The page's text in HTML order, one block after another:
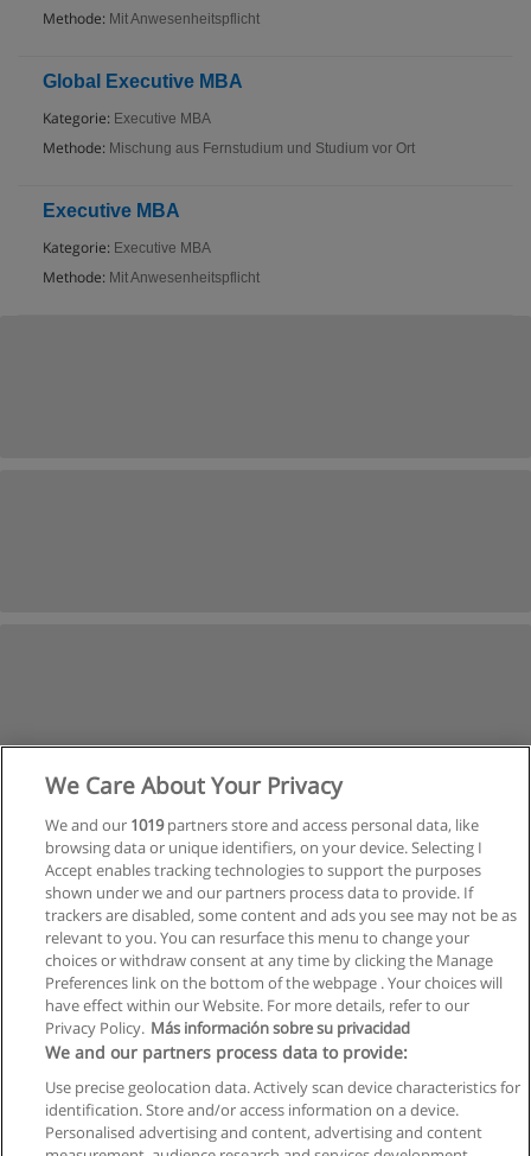
Methode: Mit Anwesenheitspflicht
Global Executive MBA
Kategorie: Executive MBA
Methode: Mischung aus Fernstudium und Studium vor Ort
Executive MBA
Kategorie: Executive MBA
Methode: Mit Anwesenheitspflicht
2 3 4 5 6 Nächste
1 von6
Allgemeinen geschäftsbedingungen
Datenschutzpolitik
In Verbindung setzen mit Educaedu
We Care About Your Privacy
We and our 1019partners store and access personal data, like
browsing data or unique identifiers, on your device. Selecting I
Accept enables tracking technologies to support the purposes
shown under we and our partners process data to provide. If
trackers are disabled, some content and ads you see may not be as
relevant to you. You can resurface this menu to change your
choices or withdraw consent at any time by clicking the Manage
Preferences link on the bottom of the webpage . Your choices will
have effect within our Website. For more details, refer to our
Privacy Policy. Más información sobre su privacidad
We and our partners process data to provide:
Use precise geolocation data. Actively scan device characteristics for
identification. Store and/or access information on a device.
Personalised advertising and content, advertising and content